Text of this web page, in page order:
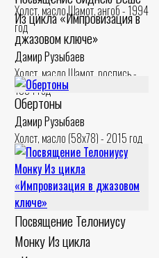
Холст, масло Шамот, ангоб - 1994
год
Из цикла «Импровизация в
джазовом ключе»
Дамир Рузыбаев
Холст, масло Шамот, роспись -
1994 год
Обертоны
Дамир Рузыбаев
Холст, масло (58x78) - 2015 год
Посвящение Телониусу
Монку Из цикла